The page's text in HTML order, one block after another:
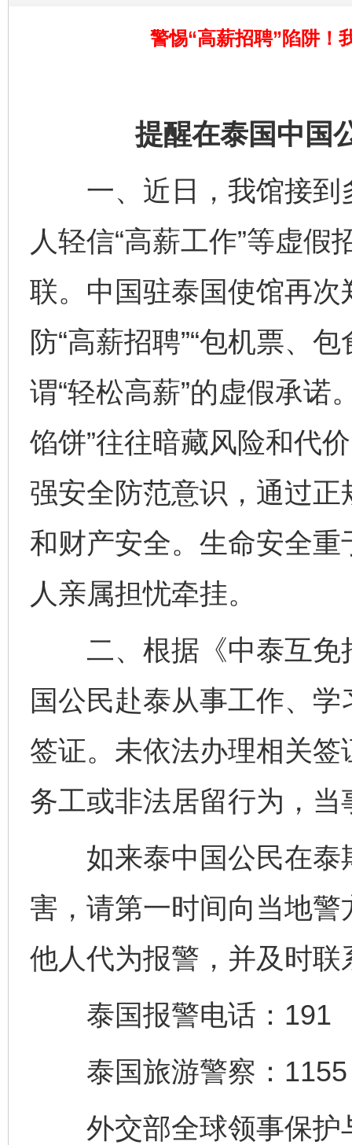
警惕“高薪招聘”陷阱！
提醒在泰国中国
一、近日，我馆接到
人轻信“高薪工作”等虚
联。中国驻泰国使馆再
防“高薪招聘”“包机票、
谓“轻松高薪”的虚假承诺
馅饼”往往暗藏风险和代
强安全防范意识，通过
和财产安全。生命安全
人亲属担忧牵挂。
二、根据《中泰互免
国公民赴泰从事工作、
签证。未依法办理相关
务工或非法居留行为，
如来泰中国公民在泰
害，请第一时间向当地
他人代为报警，并及时
泰国报警电话：191
泰国旅游警察：1155
外交部全球领事保护